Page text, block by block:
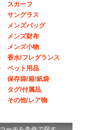
スカーフ
サングラス
メンズバッグ
メンズ財布
メンズ小物
香水/フレグランス
ペット用品
保存袋/箱/紙袋
タグ/付属品
その他/レア物